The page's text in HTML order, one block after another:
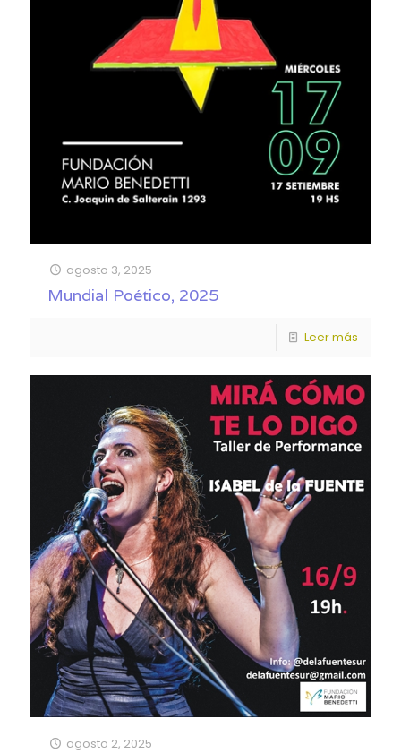
agosto 3, 2025
Mundial Poético, 2025
Leer más
agosto 2, 2025